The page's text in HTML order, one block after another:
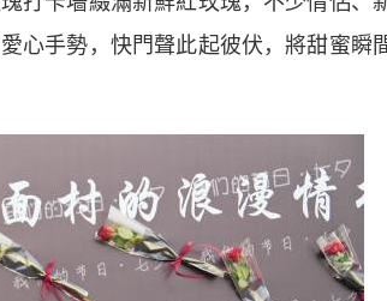
心手勢，快門聲此起彼伏，將甜蜜瞬